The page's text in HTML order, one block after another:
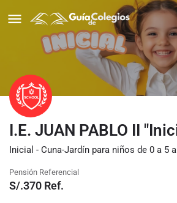
I.E. JUAN PABLO II
Inicial - Cuna-Jardín para niños de 0 a 5
Pensión Referencial
S/.370 Ref.